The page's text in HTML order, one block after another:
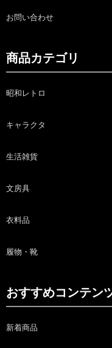
お問い合わせ
商品カテゴリ
昭和レトロ
キャラクタ
生活雑貨
文房具
衣料品
履物・靴
おすすめコンテン
新着商品